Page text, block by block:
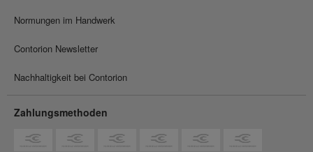
Normungen im Handwerk
Contorion Newsletter
Nachhaltigkeit bei Contorion
Zahlungsmethoden